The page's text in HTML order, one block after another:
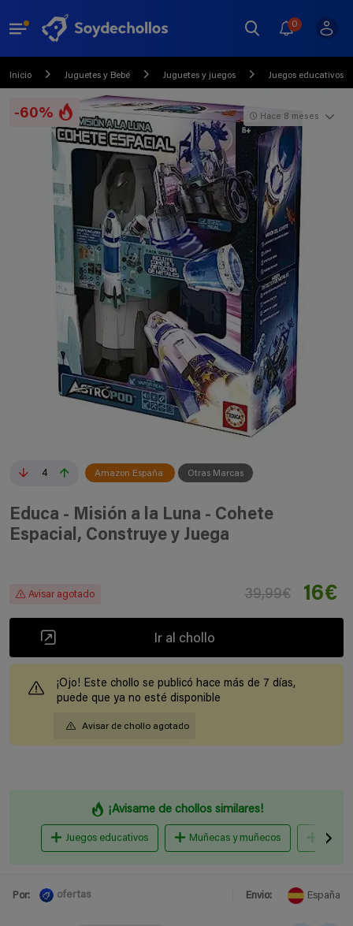
0
Inicio Juguetes y Bebé Juguetes y juegos Juegos educativos
-60%
4 Amazon España Otras Marcas
Hace 8 meses
Educa - Misión a la Luna - Cohete
Espacial, Construye y Juega
Avisar agotado 39,99€ 16€
Ir al chollo
¡Ojo! Este chollo se publicó hace más de 7 días,
puede que ya no esté disponible
Avisar de chollo agotado
¡Avisame de chollos similares!
Juegos educativos Muñecas y muñecos
Por: ofertas Envio: España